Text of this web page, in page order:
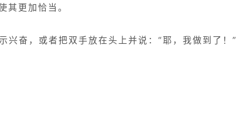
其更加恰当。
奋，或者把双手放在头上并说：“耶，我做到了！”